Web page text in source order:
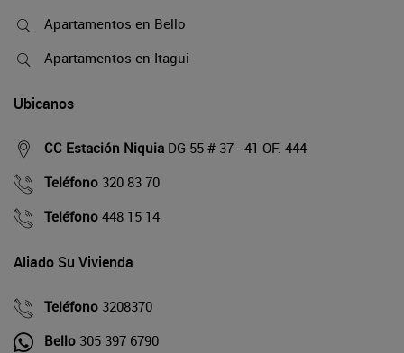
Apartamentos en Bello
Apartamentos en Itagui
Ubicanos
CC Estación Niquia DG 55 # 37 - 41 OF. 444
Teléfono 320 83 70
Teléfono 448 15 14
Aliado Su Vivienda
Teléfono 3208370
Bello 305 397 6790